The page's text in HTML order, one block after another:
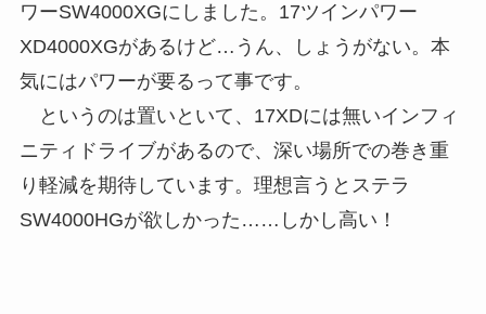
ワーSW4000XGにしました。17ツインパワー
XD4000XGがあるけど…うん、しょうがない。本
気にはパワーが要るって事です。
というのは置いといて、17XDには無いインフィ
ニティドライブがあるので、深い場所での巻き重
り軽減を期待しています。理想言うとステラ
SW4000HGが欲しかった……しかし高い！